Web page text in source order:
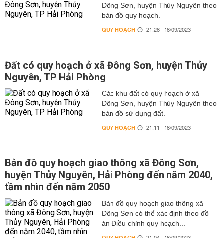
Đông Sơn, huyện Thủy Nguyên theo
bản đồ quy hoạch.
QUY HOẠCH 21:28 | 18/09/2023
Đất có quy hoạch ở xã Đông Sơn, huyện Thủy
Nguyên, TP Hải Phòng
Các khu đất có quy hoạch ở xã
Đông Sơn, huyện Thủy Nguyên theo
bản đồ sử dụng đất.
QUY HOẠCH 21:11 | 18/09/2023
Bản đồ quy hoạch giao thông xã Đông Sơn,
huyện Thủy Nguyên, Hải Phòng đến năm 2040,
tầm nhìn đến năm 2050
Bản đồ quy hoạch giao thông xã
Đông Sơn có thể xác định theo đồ
án Điều chỉnh quy hoạch...